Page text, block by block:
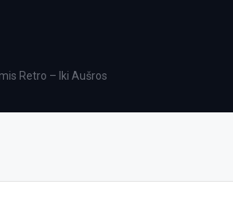
Retro – Iki Aušros